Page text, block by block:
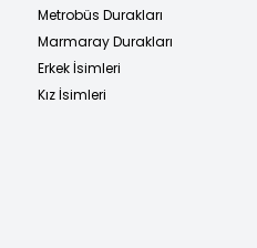
Metrobüs Durakları
Marmaray Durakları
Erkek İsimleri
Kız İsimleri